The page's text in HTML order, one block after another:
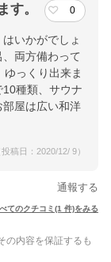
す。 0
いかがでしょ
両方備わって
っくり出来ま
種類、サウナ
屋は広い和洋
稿日：2020/12/ 9）
通報する
てのクチコミ(1 件)をみる
の内容を保証するも